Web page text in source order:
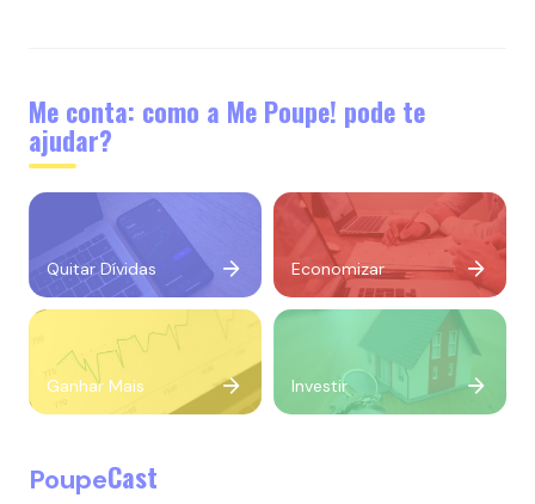
Me conta: como a Me Poupe! pode te
ajudar?
Quitar Dívidas Economizar
Ganhar Mais Investir
PoupeCast